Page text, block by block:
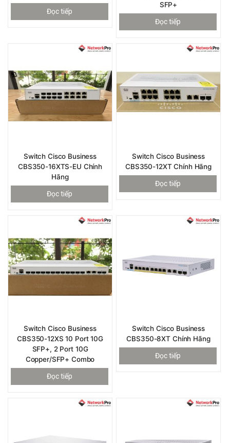
Đọc tiếp
SFP+
Đọc tiếp
Switch Cisco Business
CBS350-16XTS-EU Chính
Hãng
Đọc tiếp
Switch Cisco Business
CBS350-12XT Chính Hãng
Đọc tiếp
Switch Cisco Business
CBS350-12XS 10 Port 10G
SFP+, 2 Port 10G
Copper/SFP+ Combo
Đọc tiếp
Switch Cisco Business
CBS350-8XT Chính Hãng
Đọc tiếp